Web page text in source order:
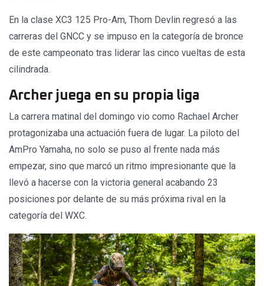
En la clase XC3 125 Pro-Am, Thorn Devlin regresó a las
carreras del GNCC y se impuso en la categoría de bronce
de este campeonato tras liderar las cinco vueltas de esta
cilindrada.
Archer juega en su propia liga
La carrera matinal del domingo vio como Rachael Archer
protagonizaba una actuación fuera de lugar. La piloto del
AmPro Yamaha, no solo se puso al frente nada más
empezar, sino que marcó un ritmo impresionante que la
llevó a hacerse con la victoria general acabando 23
posiciones por delante de su más próxima rival en la
categoría del WXC.